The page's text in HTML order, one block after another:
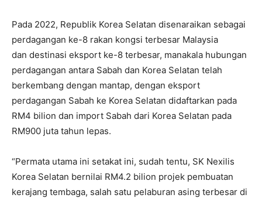
Pada 2022, Republik Korea Selatan disenaraikan sebagai
perdagangan ke-8 rakan kongsi terbesar Malaysia
dan destinasi eksport ke-8 terbesar, manakala hubungan
perdagangan antara Sabah dan Korea Selatan telah
berkembang dengan mantap, dengan eksport
perdagangan Sabah ke Korea Selatan didaftarkan pada
RM4 bilion dan import Sabah dari Korea Selatan pada
RM900 juta tahun lepas.
“Permata utama ini setakat ini, sudah tentu, SK Nexilis
Korea Selatan bernilai RM4.2 bilion projek pembuatan
kerajang tembaga, salah satu pelaburan asing terbesar di